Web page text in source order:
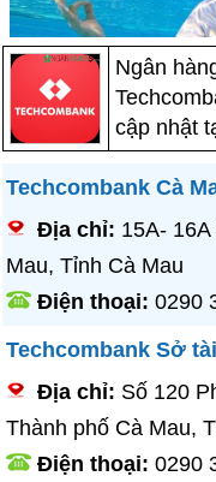
Ngân
cập nhật
Techcombank Cà
Địa chỉ: 15A-
Mau, Tỉnh Cà Mau
Điện thoại:0290
Techcombank Sở
Địa chỉ: Số 120
Thành phố Cà Mau,
Điện thoại:0290